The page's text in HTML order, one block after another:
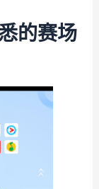
的赛场